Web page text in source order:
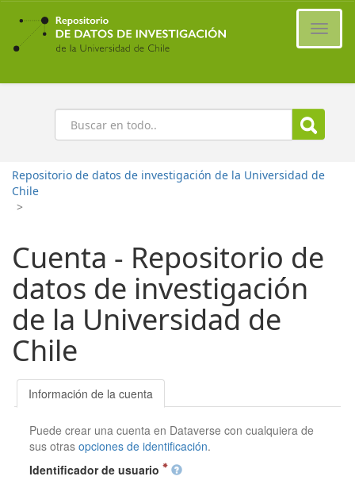
Ir
contenido
principal
Buscar
Repositorio de datos de investigación de la Universidad de
Chile
>
Cuenta - Repositorio de
datos de investigación
de la Universidad de
Chile
Información de la cuenta
Puede crear una cuenta en Dataverse con cualquiera de
sus otrasopciones de identificación.
Identificador de usuario